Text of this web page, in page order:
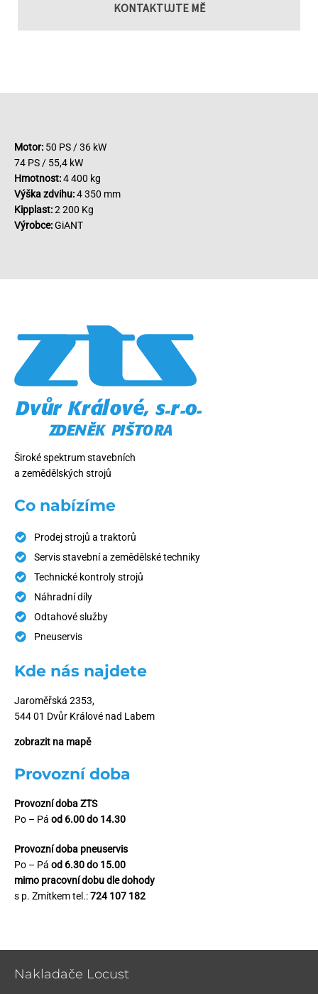
KONTAKTUJTE MĚ
Motor: 50 PS / 36 kW
74 PS / 55,4 kW
Hmotnost:4 400 kg
Výška zdvihu:4 350 mm
Kipplast:2 200 Kg
Výrobce:GiANT
Široké spektrum stavebních
a zemědělských strojů
Co nabízíme
Prodej strojů a traktorů
Servis stavební a zemědělské techniky
Technické kontroly strojů
Náhradní díly
Odtahové služby
Pneuservis
Kde nás najdete
Jaroměřská 2353,
544 01 Dvůr Králové nad Labem
zobrazit na mapě
Provozní doba
Provozní doba ZTS
Po – Pá od 6.00 do 14.30
Provozní doba pneuservis
Po – Pá od 6.30 do 15.00
mimo pracovní dobu dle dohody
s p. Zmítkem tel.:724 107 182
Nakladače Locust